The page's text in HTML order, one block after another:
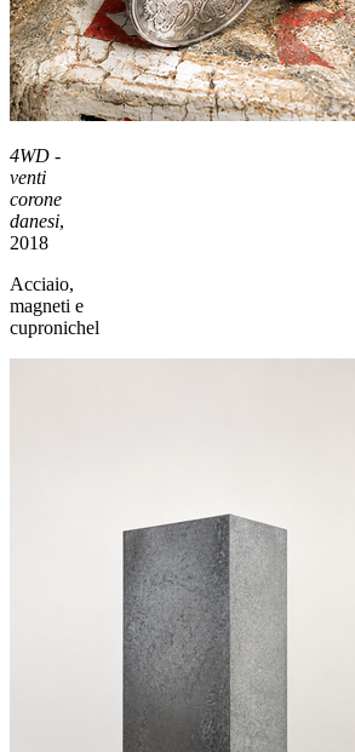
4WD -
venti
corone
danesi,
2018
Acciaio,
magneti e
cupronichel